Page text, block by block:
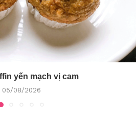
yến mạch vị cam
05/08/2026